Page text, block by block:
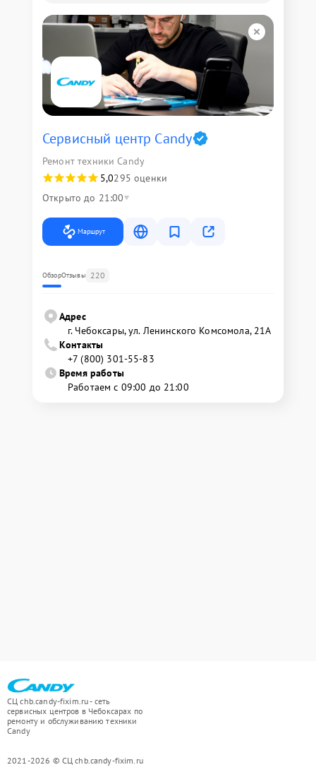
Сервисный центр Candy
Ремонт техники Candy
5,0295 оценки
Открыто до 21:00
Маршрут
ОбзорОтзывы 220
Адрес
г. Чебоксары, ул. Ленинского Комсомола, 21А
Контакты
+7 (800) 301-55-83
Время работы
Работаем с 09:00 до 21:00
СЦ chb.candy-fixim.ru - сеть
сервисных центров в Чебоксарах по
ремонту и обслуживанию техники
Candy
2021-2026 © СЦ chb.candy-fixim.ru